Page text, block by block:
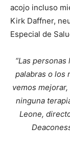
acojo incluso
Kirk Daffner,
Especial de
“Las
palabras o los
vemos
ninguna
Leone,